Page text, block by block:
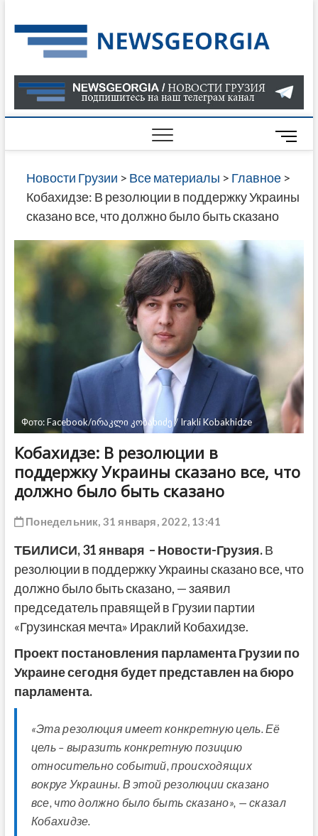
to
content
О
В
ГРУЗИИ
САЙТЕ
M
e
n
u
t
Новости Грузии > Все материалы > Главное>
Кобахидзе: В резолюции в поддержку Украины
сказано все, что должно было быть сказано
Фото: Facebook/ირაკლი კობახიძე / Irakli Kobakhidze
Кобахидзе: В резолюции в
поддержку Украины сказано все, что
должно было быть сказано
Понедельник, 31 января, 2022, 13:41
ТБИЛИСИ,31 января – Новости-Грузия.В
резолюции в поддержку Украины сказано все, что
должно было быть сказано, — заявил
председатель правящей в Грузии партии
«Грузинская мечта» Ираклий Кобахидзе.
Проект постановления парламента Грузии по
Украине сегодня будет представлен на бюро
парламента.
«Эта резолюция имеет конкретную цель. Её
цель – выразить конкретную позицию
относительно событий, происходящих
вокруг Украины. В этой резолюции сказано
все, что должно было быть сказано», — сказал
Кобахидзе.